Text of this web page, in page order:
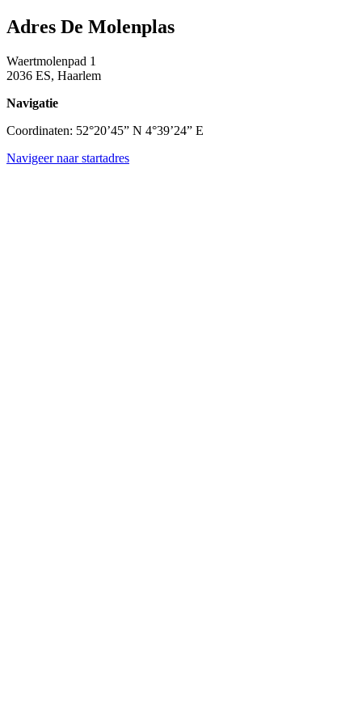
Adres De Molenplas
Waertmolenpad 1
2036 ES, Haarlem
Navigatie
Coordinaten: 52°20’45” N 4°39’24” E
Navigeer naar startadres